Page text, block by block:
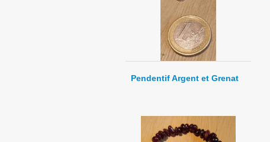
Pendentif Argent et Grenat